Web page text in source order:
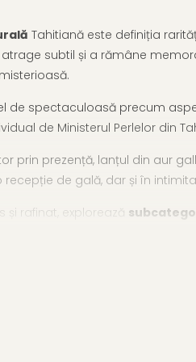
Tahitiană este definiția
subtil și a rămâne
de spectaculoasă precum
de Ministerul Perlelor din
prin prezență, lanțul din aur
de gală, dar și în
și rafinat, explorează